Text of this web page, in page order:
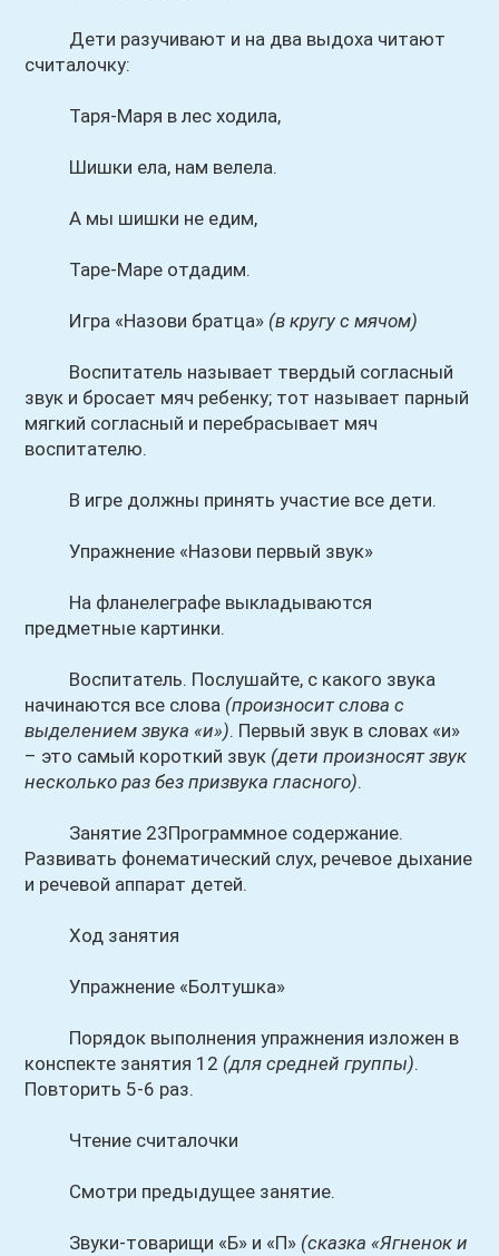
Дети разучивают и на два выдоха читают
считалочку:
Таря-Маря в лес ходила,
Шишки ела, нам велела.
А мы шишки не едим,
Таре-Маре отдадим.
Игра «Назови братца» (в кругу с мячом)
Воспитатель называет твердый согласный
звук и бросает мяч ребенку; тот называет парный
мягкий согласный и перебрасывает мяч
воспитателю.
В игре должны принять участие все дети.
Упражнение «Назови первый звук»
На фланелеграфе выкладываются
предметные картинки.
Воспитатель. Послушайте, с какого звука
начинаются все слова (произносит слова с
выделением звука «и»). Первый звук в словах «и»
– это самый короткий звук (дети произносят звук
несколько раз без призвука гласного).
Занятие 23Программное содержание.
Развивать фонематический слух, речевое дыхание
и речевой аппарат детей.
Ход занятия
Упражнение «Болтушка»
Порядок выполнения упражнения изложен в
конспекте занятия 12 (для средней группы).
Повторить 5-6 раз.
Чтение считалочки
Смотри предыдущее занятие.
Звуки-товарищи «Б» и «П» (сказка «Ягненок и